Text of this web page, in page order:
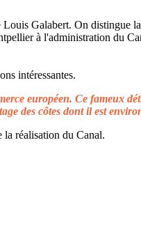
intéressantes.
européen. Ce fameux
des côtes dont il est
réalisation du Canal.